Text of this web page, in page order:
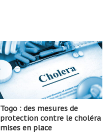
Togo : des mesures de
protection contre le choléra
mises en place